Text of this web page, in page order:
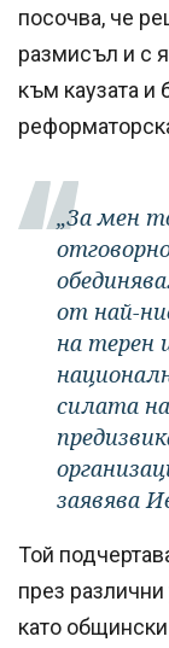
посочва, че
размисъл и с
към каузата и
„За мен
от най-
на терен
силата
заявява
Той
през
като